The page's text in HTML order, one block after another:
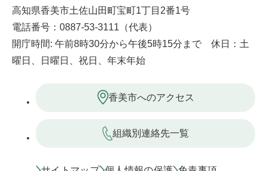
高知県香美市土佐山田町宝町1丁目2番1号
電話番号：0887-53-3111（代表）
開庁時間: 午前8時30分から午後5時15分まで 休日：土
曜日、日曜日、祝日、年末年始
香美市へのアクセス
組織別連絡先一覧